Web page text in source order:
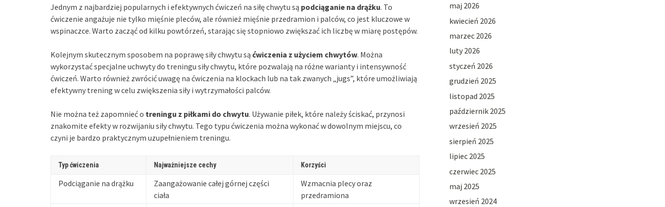
Jednym z najbardziej popularnych i efektywnych ćwiczeń na siłę chwytu są podciąganie na drążku. To
ćwiczenie angażuje nie tylko mięśnie pleców, ale również mięśnie przedramion i palców, co jest kluczowe w
wspinaczce. Warto zacząć od kilku powtórzeń, starając się stopniowo zwiększać ich liczbę w miarę postępów.
Kolejnym skutecznym sposobem na poprawę siły chwytu są ćwiczenia z użyciem chwytów. Można
wykorzystać specjalne uchwyty do treningu siły chwytu, które pozwalają na różne warianty i intensywność
ćwiczeń. Warto również zwrócić uwagę na ćwiczenia na klockach lub na tak zwanych „jugs”, które umożliwiają
efektywny trening w celu zwiększenia siły i wytrzymałości palców.
Nie można też zapomnieć o treningu z piłkami do chwytu. Używanie piłek, które należy ściskać, przynosi
znakomite efekty w rozwijaniu siły chwytu. Tego typu ćwiczenia można wykonać w dowolnym miejscu, co
czyni je bardzo praktycznym uzupełnieniem treningu.
Typ ćwiczenia Najważniejsze cechy Korzyści
Podciąganie na drążku
Zaangażowanie całej górnej części
ciała
Wzmacnia plecy oraz
przedramiona
maj 2026
kwiecień 2026
marzec 2026
luty 2026
styczeń 2026
grudzień 2025
listopad 2025
październik 2025
wrzesień 2025
sierpień 2025
lipiec 2025
czerwiec 2025
maj 2025
wrzesień 2024